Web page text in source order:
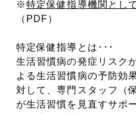
※特定保健指導機関とし
（PDF）
特定保健指導とは･･･
生活習慣病の発症リスク
よる生活習慣病の予防効
対して、専門スタッフ（
が生活習慣を見直すサポ